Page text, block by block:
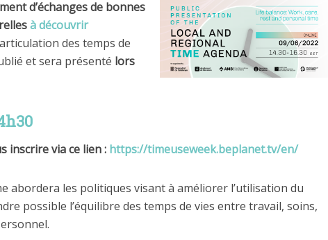
d’échanges de bonnes
à découvrir
des temps de
et sera présenté lors
inscrire via ce lien : https://timeuseweek.beplanet.tv/en/
abordera les politiques visant à améliorer l’utilisation du
possible l’équilibre des temps de vies entre travail, soins,